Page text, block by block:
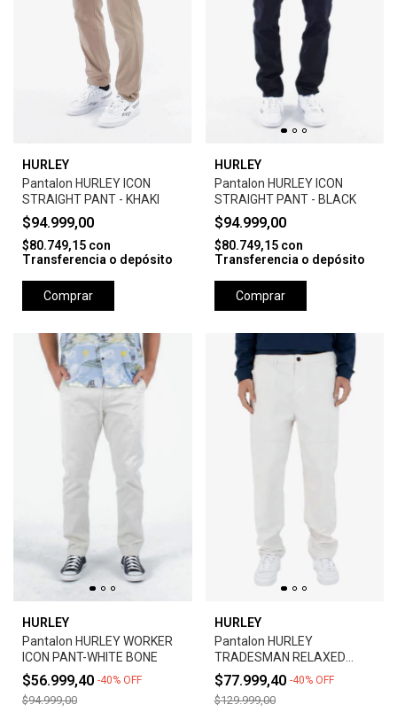
HURLEY
Pantalon HURLEY ICON
STRAIGHT PANT - KHAKI
$94.999,00
$80.749,15 con
Transferencia o depósito
Comprar
HURLEY
Pantalon HURLEY ICON
STRAIGHT PANT - BLACK
$94.999,00
$80.749,15 con
Transferencia o depósito
Comprar
HURLEY
Pantalon HURLEY WORKER
ICON PANT-WHITE BONE
$56.999,40 -40% OFF
$94.999,00
HURLEY
Pantalon HURLEY
TRADESMAN RELAXED
PANT - BONE
$77.999,40 -40% OFF
$129.999,00